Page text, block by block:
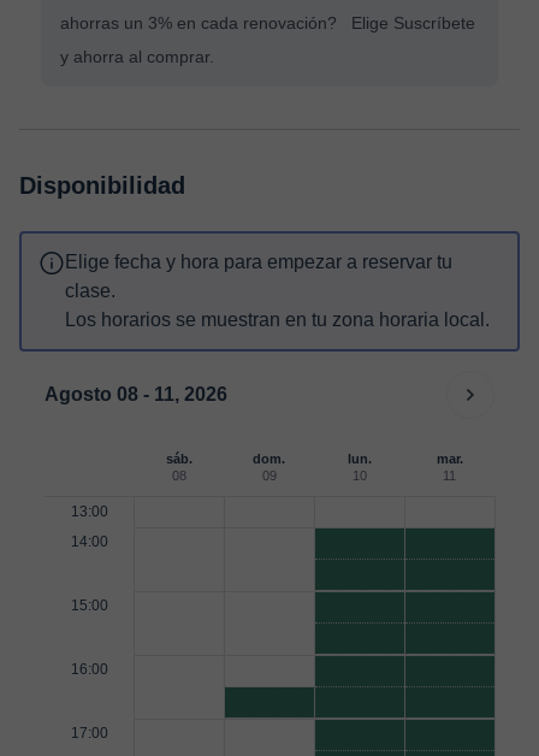
ahorras un 3% en cada renovación? Elige Suscríbete
y ahorra al comprar.
Disponibilidad
Elige fecha y hora para empezar a reservar tu
clase.
Los horarios se muestran en tu zona horaria local.
Agosto 08 - 11, 2026
sáb.
08
dom.
09
lun.
10
mar.
11
13:00
14:00
15:00
16:00
17:00